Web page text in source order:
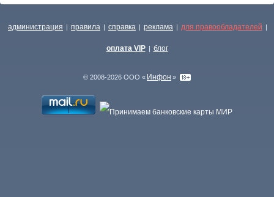
администрация | правила | справка | реклама | для правообладателей |
оплата VIP | блог
© 2008-2026 ООО « Инфон »